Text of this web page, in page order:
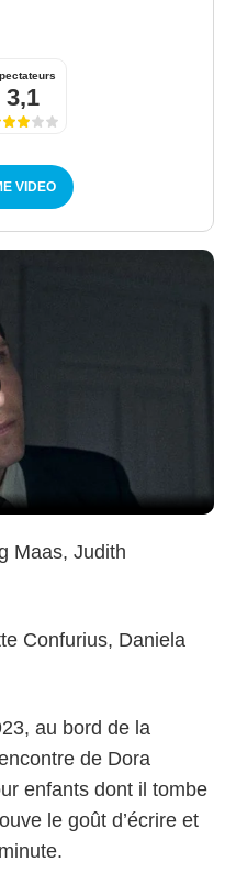
3,1
VIDEO
Maas, Judith
Confurius, Daniela
au bord de la
de Dora
enfants dont il tombe
le goût d’écrire et